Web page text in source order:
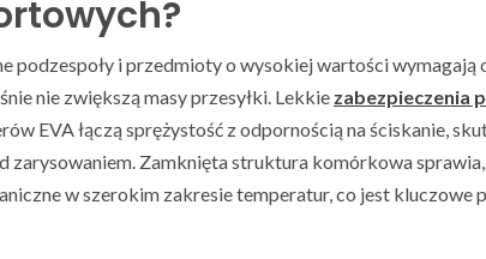
podzespoły i przedmioty o wysokiej wartości wymagają
nie zwiększą masy przesyłki. Lekkie zabezpieczenia
EVA łączą sprężystość z odpornością na ściskanie,
zarysowaniem. Zamknięta struktura komórkowa sprawia,
w szerokim zakresie temperatur, co jest kluczowe